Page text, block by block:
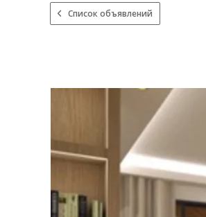
Список объявлений